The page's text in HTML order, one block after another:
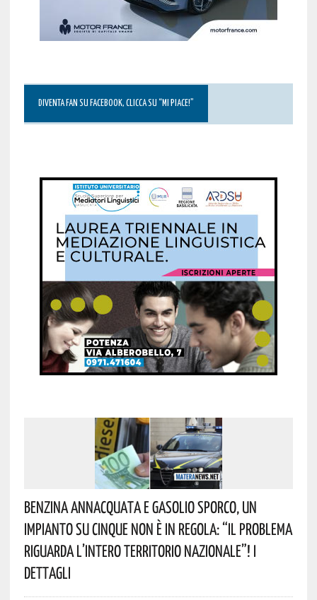
DIVENTA FAN SU FACEBOOK, CLICCA SU “MI PIACE!”
Benzina Annacquata E Gasolio Sporco, Un
Impianto Su Cinque Non È In Regola: “il Problema
Riguarda L’intero Territorio Nazionale”! I
Dettagli